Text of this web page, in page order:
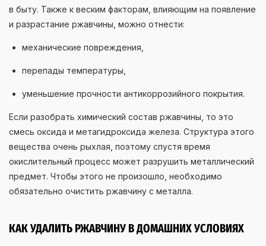
в быту. Также к веским факторам, влияющим на появление
и разрастание ржавчины, можно отнести:
механические повреждения,
перепады температуры,
уменьшение прочности антикоррозийного покрытия.
Если разобрать химический состав ржавчины, то это
смесь оксида и метагидроксида железа. Структура этого
вещества очень рыхлая, поэтому спустя время
окислительный процесс может разрушить металлический
предмет. Чтобы этого не произошло, необходимо
обязательно очистить ржавчину с металла.
КАК УДАЛИТЬ РЖАВЧИНУ В ДОМАШНИХ УСЛОВИЯХ